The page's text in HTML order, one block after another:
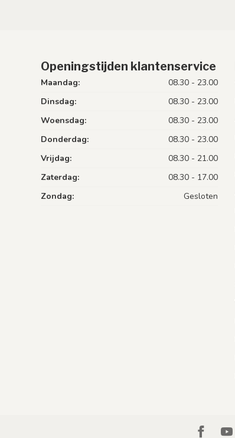
Openingstijden klantenservice
Maandag:
08.30 - 23.00
Dinsdag:
08.30 - 23.00
Woensdag:
08.30 - 23.00
Donderdag:
08.30 - 23.00
Vrijdag:
08.30 - 21.00
Zaterdag:
08.30 - 17.00
Zondag:
Gesloten